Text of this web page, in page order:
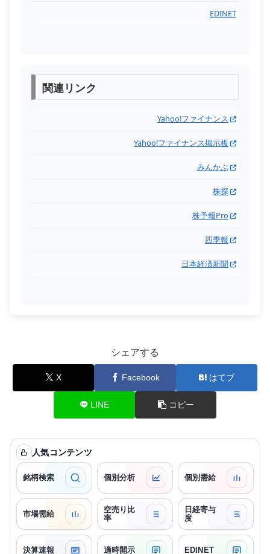
EDINET
関連リンク
Yahoo!ファイナンス
Yahoo!ファイナンス掲示板
みんかぶ
株探
株予報Pro
四季報
日本経済新聞
シェアする
X Facebook はてブ
LINE コピー
人気コンテンツ
銘柄検索 個別分析 個別需給
市場需給
空売り比
率
日経寄与
度
決算速報 適時開示 EDINET